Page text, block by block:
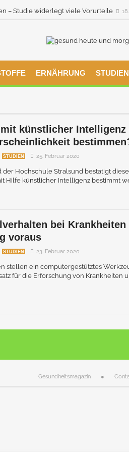
– Studie widerlegt viele Vorurteile
ERNÄHRUNG STUDIEN
künstlicher Intelligenz
STUDIEN 25. Februar 2020
Hochschule Stralsund bestätigt
Hilfe künstlicher Intelligenz bestimmt
bei Krankheiten
voraus
STUDIEN 23. Februar 2020
stellen ein computergestütztes
für die Erforschung von Krankheiten
Gesundheitsmagazin